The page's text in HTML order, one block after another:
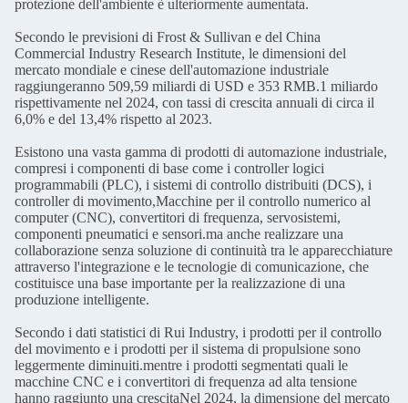
protezione dell'ambiente è ulteriormente aumentata.
Secondo le previsioni di Frost & Sullivan e del China
Commercial Industry Research Institute, le dimensioni del
mercato mondiale e cinese dell'automazione industriale
raggiungeranno 509,59 miliardi di USD e 353 RMB.1 miliardo
rispettivamente nel 2024, con tassi di crescita annuali di circa il
6,0% e del 13,4% rispetto al 2023.
Esistono una vasta gamma di prodotti di automazione industriale,
compresi i componenti di base come i controller logici
programmabili (PLC), i sistemi di controllo distribuiti (DCS), i
controller di movimento,Macchine per il controllo numerico al
computer (CNC), convertitori di frequenza, servosistemi,
componenti pneumatici e sensori.ma anche realizzare una
collaborazione senza soluzione di continuità tra le apparecchiature
attraverso l'integrazione e le tecnologie di comunicazione, che
costituisce una base importante per la realizzazione di una
produzione intelligente.
Secondo i dati statistici di Rui Industry, i prodotti per il controllo
del movimento e i prodotti per il sistema di propulsione sono
leggermente diminuiti.mentre i prodotti segmentati quali le
macchine CNC e i convertitori di frequenza ad alta tensione
hanno raggiunto una crescitaNel 2024, la dimensione del mercato